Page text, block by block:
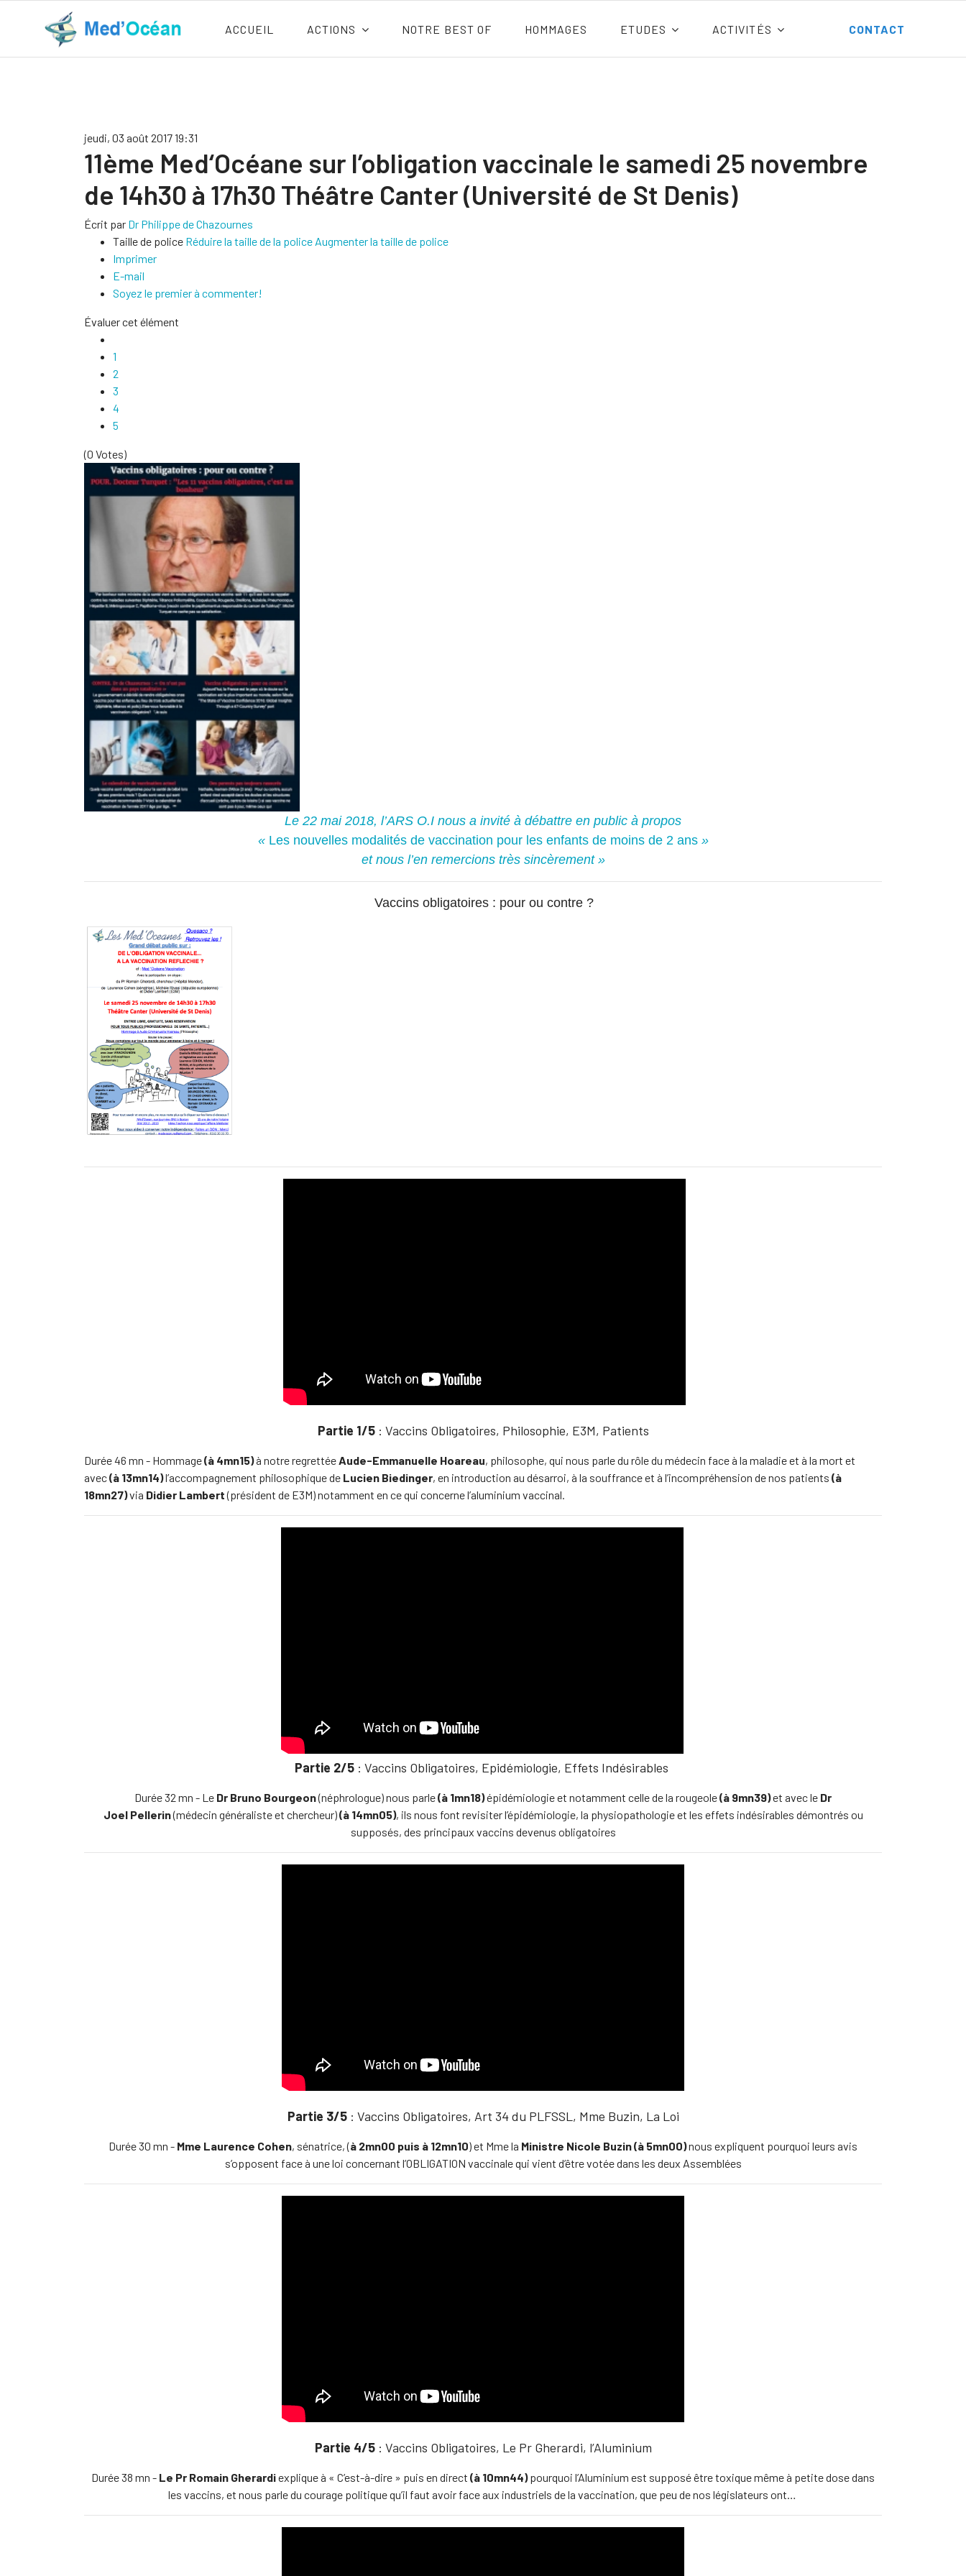
ACCUEIL ACTIONS NOTRE BEST OF HOMMAGES ETUDES ACTIVITÉS CONTACT
jeudi, 03 août 2017 19:31
11ème Med‘Océane sur l’obligation vaccinale le samedi 25 novembre
de 14h30 à 17h30 Théâtre Canter (Université de St Denis)
Écrit par Dr Philippe de Chazournes
Taille de police Réduire la taille de la police Augmenter la taille de police
Imprimer
E-mail
Soyez le premier à commenter!
Évaluer cet élément
1
2
3
4
5
(0 Votes)
Le 22 mai 2018, l’ARS O.I nous a invité à débattre en public à propos
« Les nouvelles modalités de vaccination pour les enfants de moins de 2 ans»
et nous l’en remercions très sincèrement »
Vaccins obligatoires : pour ou contre ?
Partie 1/5: Vaccins Obligatoires, Philosophie, E3M, Patients
Durée 46 mn - Hommage(à 4mn15)à notre regrettéeAude-Emmanuelle Hoareau, philosophe, qui nous parle du rôle du médecin face à la maladie et à la mort et
avec(à 13mn14)l’accompagnement philosophique de Lucien Biedinger, en introduction au désarroi, à la souffrance et à l’incompréhension de nos patients (à
18mn27)via Didier Lambert(président de E3M) notamment en ce qui concerne l’aluminium vaccinal.
Partie 2/5 : Vaccins Obligatoires, Epidémiologie, Effets Indésirables
Durée 32 mn - Le Dr Bruno Bourgeon(néphrologue) nous parle(à 1mn18)épidémiologie et notamment celle de la rougeole(à 9mn39)et avec le Dr
Joel Pellerin(médecin généraliste et chercheur)(à 14mn05), ils nous font revisiter l’épidémiologie, la physiopathologie et les effets indésirables démontrés ou
supposés, des principaux vaccins devenus obligatoires
Partie 3/5: Vaccins Obligatoires, Art 34 du PLFSSL, Mme Buzin, La Loi
Durée 30 mn - Mme Laurence Cohen, sénatrice, (à 2mn00 puis à 12mn10) et Mme la Ministre Nicole Buzin (à 5mn00)nous expliquent pourquoi leurs avis
s’opposent face à une loi concernant l’OBLIGATION vaccinale qui vient d’être votée dans les deux Assemblées
Partie 4/5: Vaccins Obligatoires, Le Pr Gherardi, l’Aluminium
Durée 38 mn - Le Pr Romain Gherardiexplique à « C’est-à-dire » puis en direct (à 10mn44)pourquoi l’Aluminium est supposé être toxique même à petite dose dans
les vaccins, et nous parle du courage politique qu’il faut avoir face aux industriels de la vaccination, que peu de nos législateurs ont…